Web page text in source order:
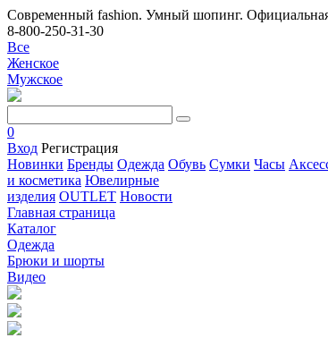
Современный fashion. Умный шопинг. Официальная
8-800-250-31-30
Все
Женское
Мужское
0
Вход Регистрация
Новинки Бренды Одежда Обувь Сумки Часы
и косметика Ювелирные
изделия OUTLET Новости
Главная страница
Каталог
Одежда
Брюки и шорты
Видео